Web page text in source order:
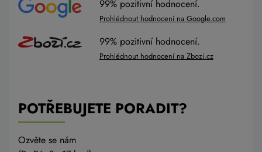
99% pozitivní hodnocení.
Prohlédnout hodnocení na Google.com
99% pozitivní hodnocení.
Prohlédnout hodnocení na Zbozi.cz
POTŘEBUJETE PORADIT?
Ozvěte se nám